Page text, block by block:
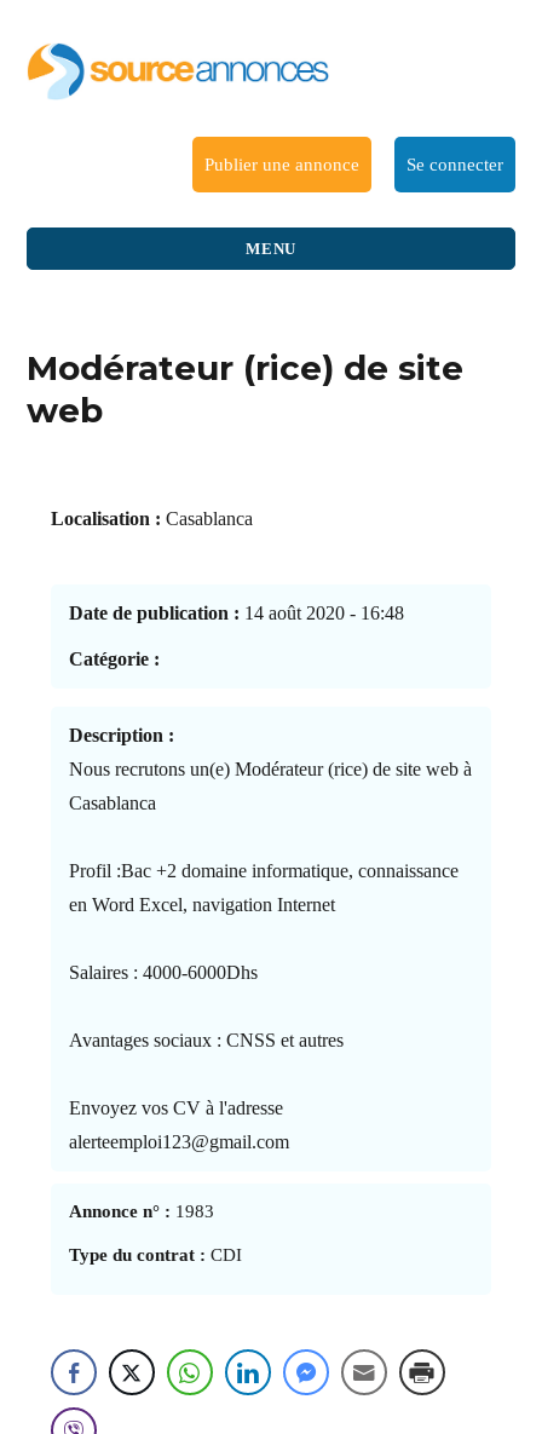
Publier une annonce Se connecter
MENU
Modérateur (rice) de site
web
Localisation : Casablanca
Date de publication : 14 août 2020 - 16:48
Catégorie :
Description :
Nous recrutons un(e) Modérateur (rice) de site web à
Casablanca
Profil :Bac +2 domaine informatique, connaissance
en Word Excel, navigation Internet
Salaires : 4000-6000Dhs
Avantages sociaux : CNSS et autres
Envoyez vos CV à l'adresse
alerteemploi123@gmail.com
Annonce n° : 1983
Type du contrat : CDI